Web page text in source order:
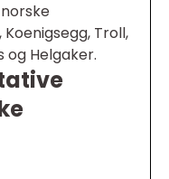
Troll,
og Helgaker.